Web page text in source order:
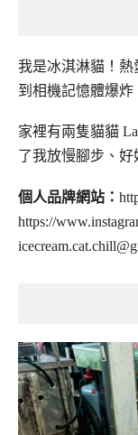
我是冰淇淋貓！ 熱
到相機記憶體爆炸
家裡有兩隻貓貓
了我放慢腳步、好
個人品牌網站：
https://